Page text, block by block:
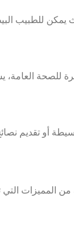
للصحة
أو
المميزات التي